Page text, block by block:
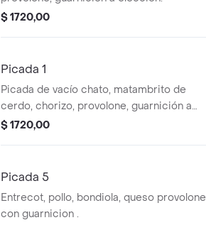
$ 1720,00
Picada 1
Picada de vacío chato, matambrito de
cerdo, chorizo, provolone, guarnición a
elección.
$ 1720,00
Picada 5
Entrecot, pollo, bondiola, queso provolone
con guarnicion .